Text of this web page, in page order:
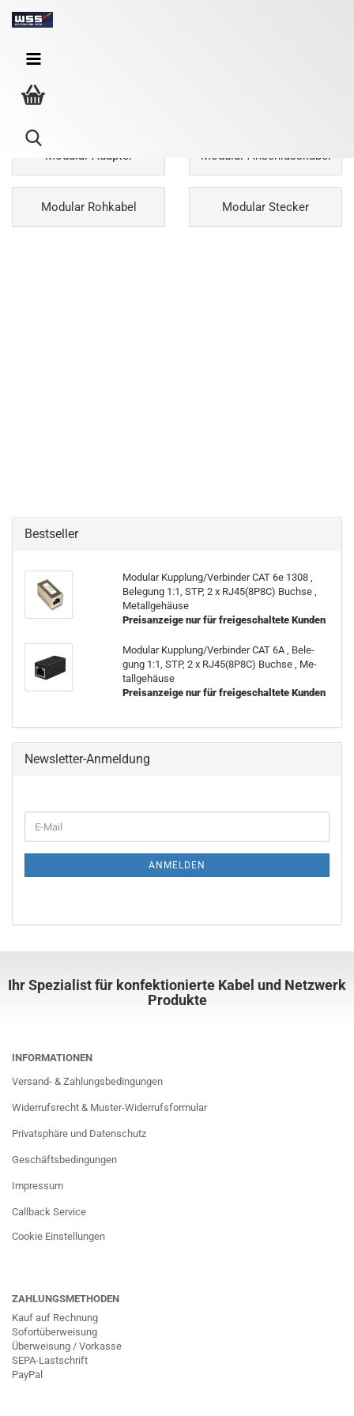
Modular- und Flachbandkabel
Modular Adapter Modular Anschlusskabel
Modular Rohkabel Modular Stecker
Bestseller
Mo­du­lar Kupp­lung/Ver­bin­der CAT 6e 1308 ,
Be­le­gung 1:1, STP, 2 x RJ45(8P8C) Buch­se ,
Me­tall­ge­häu­se
Preisanzeige nur für freigeschaltete Kunden
Mo­du­lar Kupp­lung/Ver­bin­der CAT 6A , Be­le­
gung 1:1, STP, 2 x RJ45(8P8C) Buch­se , Me­
tall­ge­häu­se
Preisanzeige nur für freigeschaltete Kunden
Newsletter-Anmeldung
ANMELDEN
Ihr Spezialist für konfektionierte Kabel und Netzwerk
Produkte
INFORMATIONEN
Versand- & Zahlungsbedingungen
Widerrufsrecht & Muster-Widerrufsformular
Privatsphäre und Datenschutz
Geschäftsbedingungen
Impressum
Callback Service
Cookie Einstellungen
ZAHLUNGSMETHODEN
Kauf auf Rechnung
Sofortüberweisung
Überweisung / Vorkasse
SEPA-Lastschrift
PayPal